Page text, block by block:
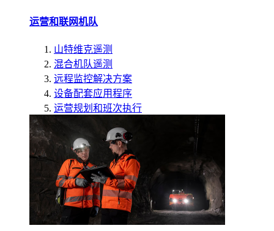
运营和联网机队
山特维克遥测
混合机队遥测
远程监控解决方案
设备配套应用程序
运营规划和班次执行